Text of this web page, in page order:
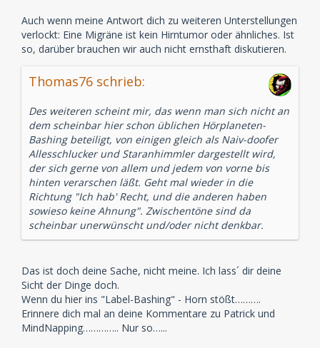
Auch wenn meine Antwort dich zu weiteren Unterstellungen
verlockt: Eine Migräne ist kein Hirntumor oder ähnliches. Ist
so, darüber brauchen wir auch nicht ernsthaft diskutieren.
Thomas76 schrieb:
Des weiteren scheint mir, das wenn man sich nicht an
dem scheinbar hier schon üblichen Hörplaneten-
Bashing beteiligt, von einigen gleich als Naiv-doofer
Allesschlucker und Staranhimmler dargestellt wird,
der sich gerne von allem und jedem von vorne bis
hinten verarschen läßt. Geht mal wieder in die
Richtung "Ich hab' Recht, und die anderen haben
sowieso keine Ahnung". Zwischentöne sind da
scheinbar unerwünscht und/oder nicht denkbar.
Das ist doch deine Sache, nicht meine. Ich lass´ dir deine
Sicht der Dinge doch.
Wenn du hier ins "Label-Bashing" - Horn stößt……….
Erinnere dich mal an deine Kommentare zu Patrick und
MindNapping………….. Nur so…...